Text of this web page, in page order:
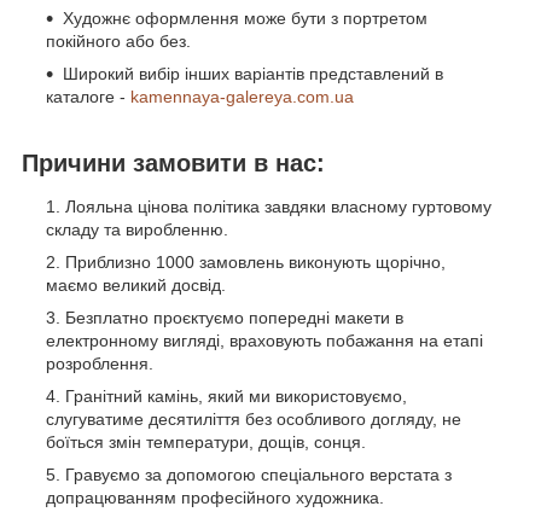
Художнє оформлення може бути з портретом
покійного або без.
Широкий вибір інших варіантів представлений в
каталоге - kamennaya-galereya.com.ua
Причини замовити в нас:
Лояльна цінова політика завдяки власному гуртовому
складу та виробленню.
Приблизно 1000 замовлень виконують щорічно,
маємо великий досвід.
Безплатно проєктуємо попередні макети в
електронному вигляді, враховують побажання на етапі
розроблення.
Гранітний камінь, який ми використовуємо,
слугуватиме десятиліття без особливого догляду, не
боїться змін температури, дощів, сонця.
Гравуємо за допомогою спеціального верстата з
допрацюванням професійного художника.